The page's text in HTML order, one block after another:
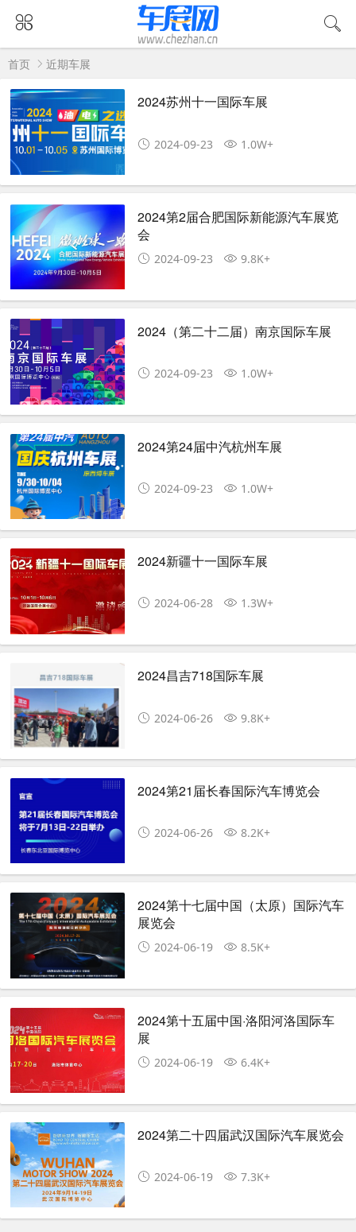
首页 近期车展
2024苏州十一国际车展
2024-09-23 1.0W+
2024第2届合肥国际新能源汽车展览
会
2024-09-23 9.8K+
2024（第二十二届）南京国际车展
2024-09-23 1.0W+
​2024第24届中汽杭州车展
2024-09-23 1.0W+
2024新疆十一国际车展
2024-06-28 1.3W+
2024昌吉718国际车展
2024-06-26 9.8K+
2024第21届长春国际汽车博览会
2024-06-26 8.2K+
2024第十七届中国（太原）国际汽车
展览会
2024-06-19 8.5K+
2024第十五届中国·洛阳河洛国际车
展
2024-06-19 6.4K+
2024第二十四届武汉国际汽车展览会
2024-06-19 7.3K+